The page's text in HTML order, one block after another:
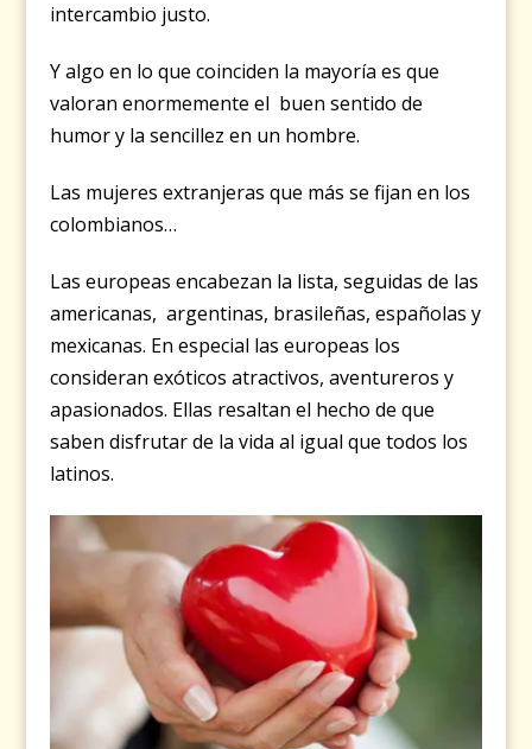
intercambio justo.
Y algo en lo que coinciden la mayoría es que
valoran enormemente el buen sentido de
humor y la sencillez en un hombre.
Las mujeres extranjeras que más se fijan en los
colombianos…
Las europeas encabezan la lista, seguidas de las
americanas, argentinas, brasileñas, españolas y
mexicanas. En especial las europeas los
consideran exóticos atractivos, aventureros y
apasionados. Ellas resaltan el hecho de que
saben disfrutar de la vida al igual que todos los
latinos.